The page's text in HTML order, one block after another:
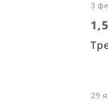
3
29